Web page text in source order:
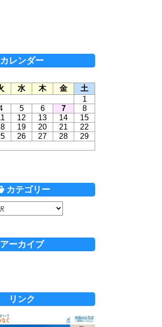
カレンダー
水 木 金
土
1
5 6 7
8
12 13 14
15
19 20 21
22
26 27 28
29
カテゴリー
アーカイブ
リンク